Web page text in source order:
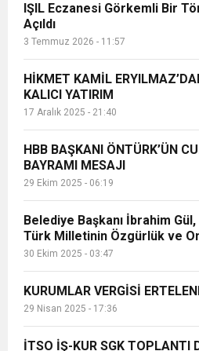
IŞIL Eczanesi Görkemli Bir
Açıldı
3 Temmuz 2026 - 11:57
HİKMET KAMİL
KALICI YATIRIM
17 Aralık 2025 - 21:40
HBB BAŞKANI ÖNTÜRK’ÜN
BAYRAMI MESAJI
29 Ekim 2025 - 06:19
Belediye Başkanı İbrahim
Türk Milletinin Özgürlük ve
30 Ekim 2025 - 03:47
KURUMLAR VERGİSİ
29 Nisan 2025 - 17:36
İTSO İŞ-KUR SGK TOPLANTI